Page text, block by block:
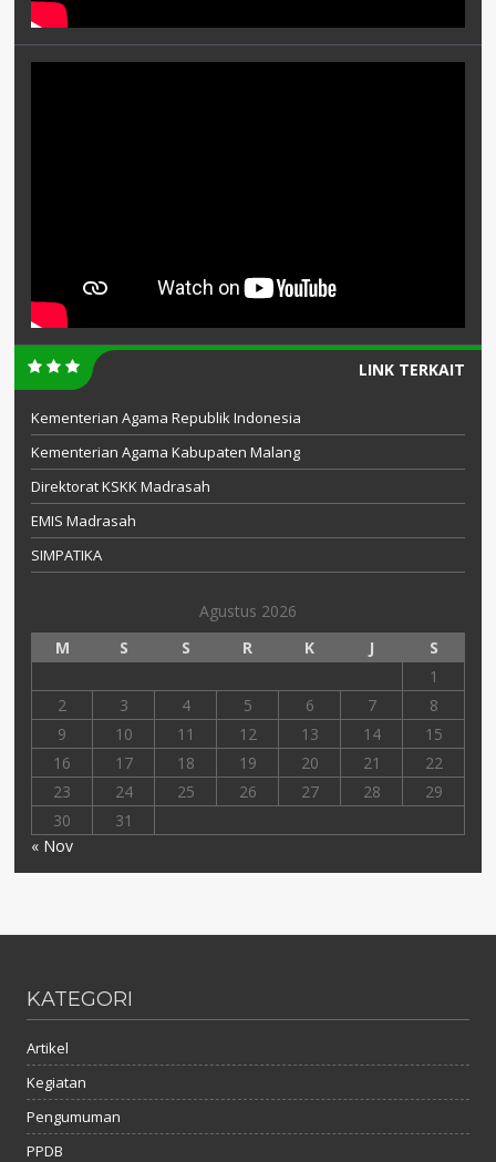
LINK TERKAIT
Kementerian Agama Republik Indonesia
Kementerian Agama Kabupaten Malang
Direktorat KSKK Madrasah
EMIS Madrasah
SIMPATIKA
Agustus 2026
M
S S R K J
S
1
2
3 4 5 6 7
8
9
10 11 12 13 14
15
16
17 18 19 20 21
22
23
24 25 26 27 28
29
30
31
« Nov
KATEGORI
Artikel
Kegiatan
Pengumuman
PPDB